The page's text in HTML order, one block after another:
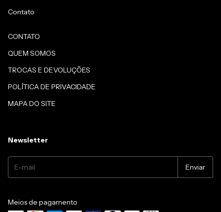
Contato
CONTATO
QUEM SOMOS
TROCAS E DEVOLUÇÕES
POLÍTICA DE PRIVACIDADE
MAPA DO SITE
Newsletter
Meios de pagamento